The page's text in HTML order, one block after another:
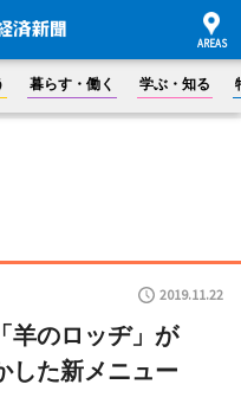
暮らす・働く 学ぶ・知る
2019.11.22
羊のロッヂ」が
した新メニュー